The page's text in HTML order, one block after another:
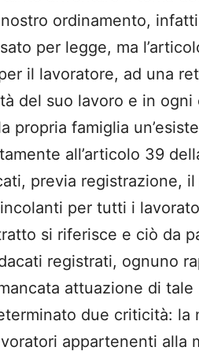
ordinamento,
per legge, ma
il lavoratore, ad una
del suo lavoro e in
propria famiglia
all’articolo 39
previa registrazione,
per tutti i
si riferisce e ciò da
registrati, ognuno
attuazione di
due criticità: la
appartenenti alla